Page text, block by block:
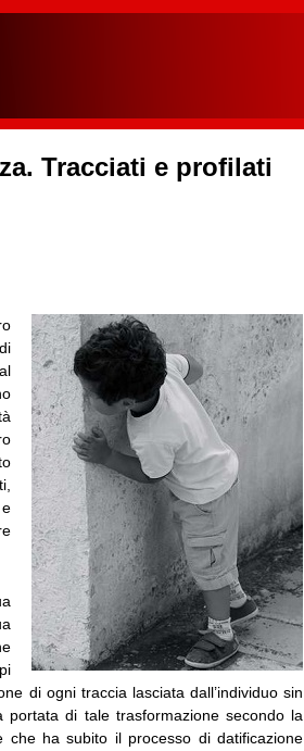
Tracciati e profilati
di ogni traccia lasciata dall’individuo sin
di tale trasformazione secondo la
che ha subito il processo di datificazione